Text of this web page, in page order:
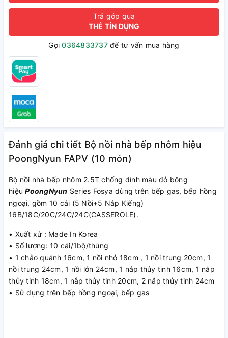
Trả góp qua
THẺ TÍN DỤNG
Gọi0364833737để tư vấn mua hàng
Đánh giá chi tiết Bộ nồi nhà bếp nhôm hiệu
PoongNyun FAPV (10 món)
Bộ nồi nhà bếp nhôm 2.5T chống dính màu đỏ bông
hiệuPoongNyun Series Fosya dùng trên bếp gas, bếp hồng
ngoại, gồm 10 cái (5 Nồi+5 Nắp Kiếng)
16B/18C/20C/24C/24C(CASSEROLE).
• Xuất xứ : Made In Korea
• Số lượng: 10 cái/1bộ/thùng
• 1 chảo quánh 16cm, 1 nồi nhỏ 18cm , 1 nồi trung 20cm, 1
nồi trung 24cm, 1 nồi lớn 24cm, 1 nắp thủy tinh 16cm, 1 nắp
thủy tinh 18cm, 1 nắp thủy tinh 20cm, 2 nắp thủy tinh 24cm
• Sử dụng trên bếp hồng ngoại, bếp gas